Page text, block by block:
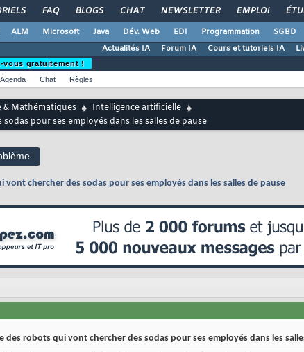
FAQ BLOGS CHAT NEWSLETTER EMPLOI
ALM Microsoft Java Dév. Web EDI Programmation SGBD
Actualités IA
Forum IA Cours et tutoriels IA
vous gratuitement !
Agenda Chat Règles
& Mathématiques
Intelligence artificielle
pour ses employés dans les salles de pause
chercher des sodas pour ses employés dans les salles de pause
des robots qui vont chercher des sodas pour ses employés dans les